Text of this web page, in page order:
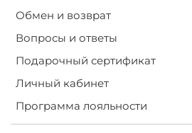
Обмен и возврат
Вопросы и ответы
Подарочный сертификат
Личный кабинет
Программа лояльности